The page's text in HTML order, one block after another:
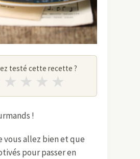
testé cette recette ?
★ ★ ★ ★
!
vous allez bien et que
pour passer en